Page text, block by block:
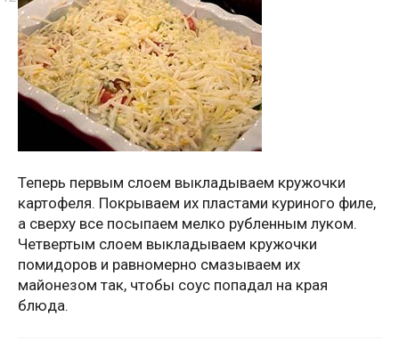
Теперь первым слоем выкладываем кружочки
картофеля. Покрываем их пластами куриного филе,
а сверху все посыпаем мелко рубленным луком.
Четвертым слоем выкладываем кружочки
помидоров и равномерно смазываем их
майонезом так, чтобы соус попадал на края
блюда.